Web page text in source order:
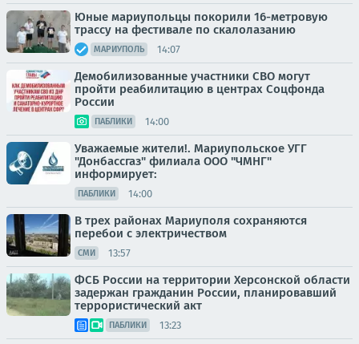
Юные мариупольцы покорили 16-метровую
трассу на фестивале по скалолазанию
МАРИУПОЛЬ 14:07
Демобилизованные участники СВО могут
пройти реабилитацию в центрах Соцфонда
России
ПАБЛИКИ 14:00
Уважаемые жители!. Мариупольское УГГ
"Донбассгаз" филиала ООО "ЧМНГ"
информирует:
ПАБЛИКИ 14:00
В трех районах Мариуполя сохраняются
перебои с электричеством
СМИ 13:57
ФСБ России на территории Херсонской области
задержан гражданин России, планировавший
террористический акт
ПАБЛИКИ 13:23